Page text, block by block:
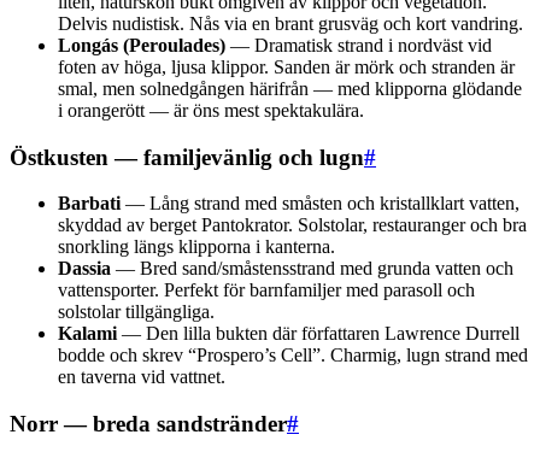
Delvis nudistisk. Nås via en brant grusväg och kort vandring.
Longás (Peroulades) — Dramatisk strand i nordväst vid
foten av höga, ljusa klippor. Sanden är mörk och stranden är
smal, men solnedgången härifrån — med klipporna glödande
i orangerött — är öns mest spektakulära.
Östkusten — familjevänlig och lugn#
Barbati— Lång strand med småsten och kristallklart vatten,
skyddad av berget Pantokrator. Solstolar, restauranger och bra
snorkling längs klipporna i kanterna.
Dassia — Bred sand/småstensstrand med grunda vatten och
vattensporter. Perfekt för barnfamiljer med parasoll och
solstolar tillgängliga.
Kalami— Den lilla bukten där författaren Lawrence Durrell
bodde och skrev “Prospero’s Cell”. Charmig, lugn strand med
en taverna vid vattnet.
Norr — breda sandstränder#